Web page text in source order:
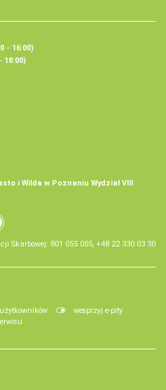
- 16:00)
18:00)
i Wilda w Poznaniu Wydział VIII
Skarbowej: 801 055 055, +48 22 330 03 30
wesprzyj e-pity